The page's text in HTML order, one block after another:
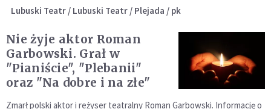
Lubuski Teatr / Lubuski Teatr / Plejada / pk
Nie żyje aktor Roman
Garbowski. Grał w
"Pianiście", "Plebanii"
oraz "Na dobre i na złe"
Zmarł polski aktor i reżyser teatralny Roman Garbowski. Informację o